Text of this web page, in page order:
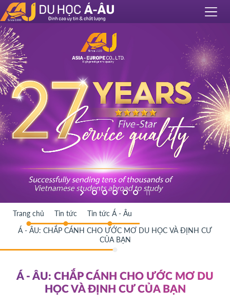
Trang chủ Tin tức Tin tức Á - Âu
Á - ÂU: CHẮP CÁNH CHO ƯỚC MƠ DU HỌC VÀ ĐỊNH CƯ
CỦA BẠN
Á - ÂU: CHẮP CÁNH CHO ƯỚC MƠ DU
HỌC VÀ ĐỊNH CƯ CỦA BẠN